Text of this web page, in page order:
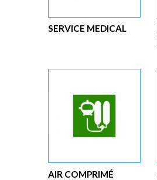
SERVICE MEDICAL
AIR COMPRIMÉ